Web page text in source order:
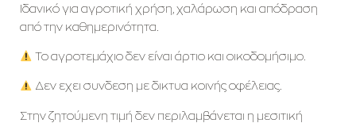
Ιδανικό για αγροτική χρήση, χαλάρωση και απόδραση
από την καθημερινότητα.
Το αγροτεμάχιο δεν είναι άρτιο και οικοδομήσιμο.
Δεν εχει συνδεση με δικτυα κοινής οφέλειας.
Στην ζητούμενη τιμή δεν περιλαμβάνεται η μεσιτική